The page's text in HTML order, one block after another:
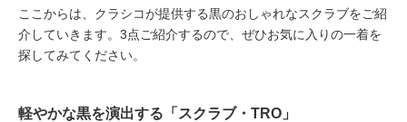
ここからは、クラシコが提供する黒のおしゃれなスクラブをご紹
介していきます。3点ご紹介するので、ぜひお気に入りの一着を
探してみてください。
軽やかな黒を演出する「スクラブ・TRO」